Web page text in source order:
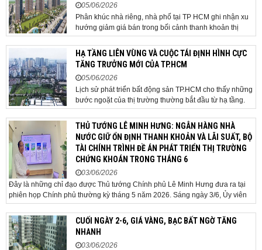
05/06/2026
Phân khúc nhà riêng, nhà phố tại TP HCM ghi nhận xu
hướng giảm giá bán trong bối cảnh thanh khoản thị
trường suy yếu, người mua thận trọng. Sau hơn 5 tháng
rao bán căn nhà trong hẻm khu vực Bảy Hiền, anh
Minh, một chủ nhà tại TP HCM, chấp nhận hạ giá...
HẠ TẦNG LIÊN VÙNG VÀ CUỘC TÁI ĐỊNH HÌNH CỰC
TĂNG TRƯỞNG MỚI CỦA TP.HCM
05/06/2026
Lịch sử phát triển bất động sản TP.HCM cho thấy những
bước ngoặt của thị trường thường bắt đầu từ hạ tầng.
Khi các tuyến kết nối liên vùng đồng loạt tăng tốc, cấu
trúc phát triển đô thị đang dần thay đổi, mở ra những
hành lang tăng trưởng mới và kéo theo quá...
THỦ TƯỚNG LÊ MINH HƯNG: NGÂN HÀNG NHÀ
NƯỚC GIỮ ỔN ĐỊNH THANH KHOẢN VÀ LÃI SUẤT, BỘ
TÀI CHÍNH TRÌNH ĐỀ ÁN PHÁT TRIỂN THỊ TRƯỜNG
CHỨNG KHOÁN TRONG THÁNG 6
03/06/2026
Đây là những chỉ đạo được Thủ tướng Chính phủ Lê Minh Hưng đưa ra tại
phiên họp Chính phủ thường kỳ tháng 5 năm 2026. Sáng ngày 3/6, Ủy viên
Bộ Chính trị, Bí thư Đảng ủy Chính phủ, Thủ tướng Chính phủ Lê Minh Hưng
đã chủ trì phiên họp Chính phủ thường...CUỐI NGÀY 2-6, GIÁ VÀNG, BẠC BẤT NGỜ TĂNG
NHANH
03/06/2026